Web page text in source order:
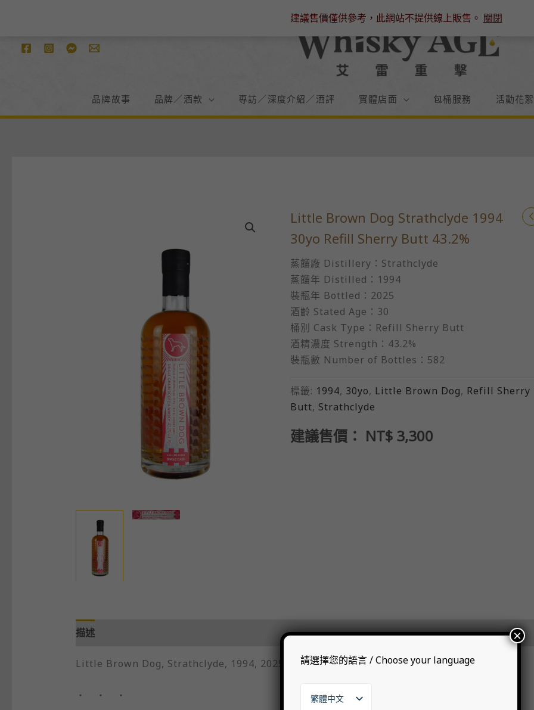
建議售價僅供參考，此網站不提供線上販售。 關閉
品牌故事 品牌／酒款 專訪／深度介紹／酒評 實體店面 包桶服務 活動花絮
Little Brown Dog Strathclyde 1994
30yo Refill Sherry Butt 43.2%
蒸餾廠 Distillery：Strathclyde
蒸餾年 Distilled：1994
裝瓶年 Bottled：2025
酒齡 Stated Age：30
桶別 Cask Type：Refill Sherry Butt
酒精濃度 Strength：43.2%
裝瓶數 Number of Bottles：582
標籤: 1994, 30yo, Little Brown Dog, Refill Sherry
Butt​, Strathclyde
建議售價： NT$3,300
描述
Little Brown Dog, Strathclyde, 1994, 2025, 30yo, Refill Sherry Butt, 43.2%
・ ・ ・
請選擇您的語言 / Choose your language
繁體中文
×